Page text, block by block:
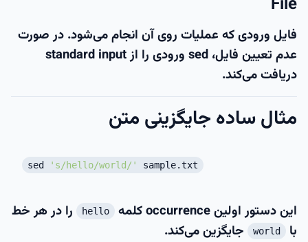
فایل ورودی که عملیات روی آن انجام می‌شود. در صورت
عدم تعیین فایل، sed ورودی را از standard input
دریافت می‌کند.
مثال ساده جایگزینی متن
sed 's/hello/world/' sample.txt
این دستور اولین occurrence کلمه hello
را در هر خط
با
world جایگزین می‌کند.